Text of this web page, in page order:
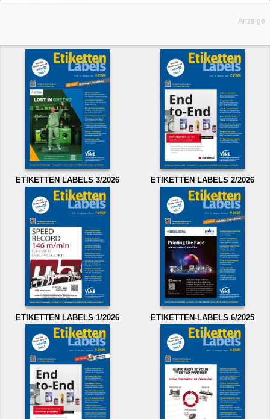
Anzeige
ETIKETTEN LABELS 3/2026 ETIKETTEN LABELS 2/2026
ETIKETTEN LABELS 1/2026 ETIKETTEN-LABELS 6/2025